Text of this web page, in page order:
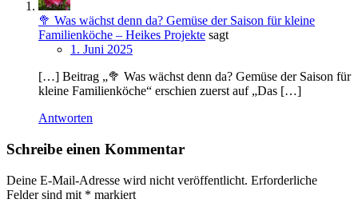
🥦 Was wächst denn da? Gemüse der Saison für kleine
Familienköche – Heikes Projekte sagt
1. Juni 2025
[…] Beitrag „🥦 Was wächst denn da? Gemüse der Saison für
kleine Familienköche“ erschien zuerst auf „Das […]
Antworten
Schreibe einen Kommentar
Deine E-Mail-Adresse wird nicht veröffentlicht. Erforderliche
Felder sind mit * markiert